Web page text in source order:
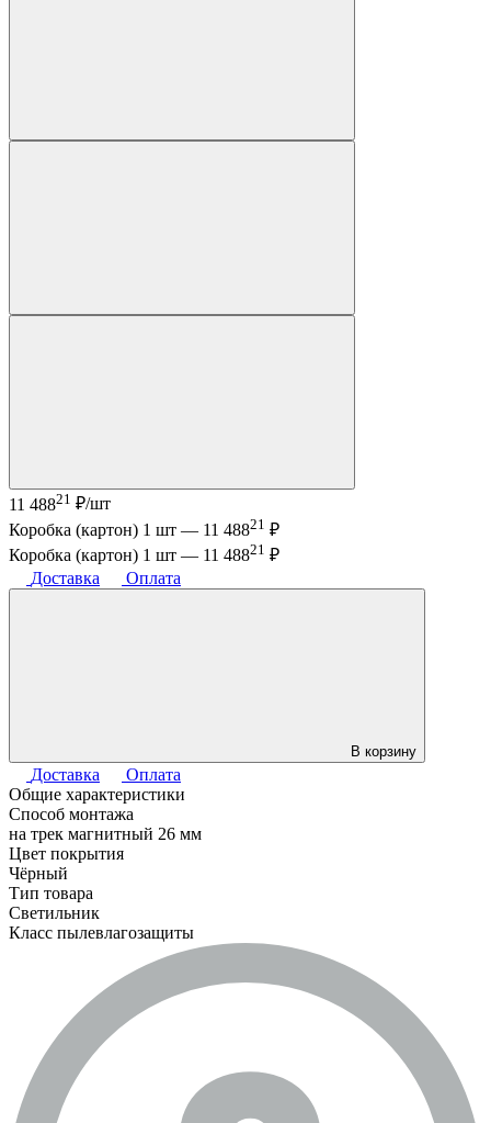
11 48821 ₽/шт
Коробка (картон) 1 шт — 11 48821 ₽
Коробка (картон) 1 шт — 11 48821 ₽
Доставка
Оплата
В корзину
Доставка
Оплата
Общие характеристики
Способ монтажа
на трек магнитный 26 мм
Цвет покрытия
Чёрный
Тип товара
Светильник
Класс пылевлагозащиты